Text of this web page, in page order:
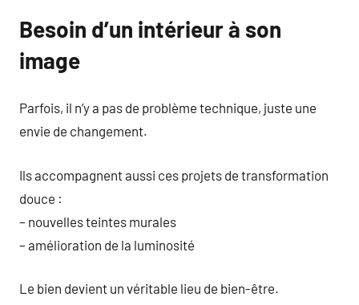
Besoin d’un intérieur à son
image
Parfois, il n’y a pas de problème technique, juste une
envie de changement.
Ils accompagnent aussi ces projets de transformation
douce :
– nouvelles teintes murales
– amélioration de la luminosité
Le bien devient un véritable lieu de bien-être.